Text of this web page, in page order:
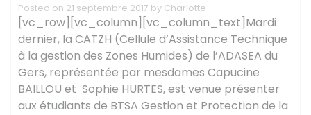
Posted on 21 septembre 2017 by Charlotte
[vc_row][vc_column][vc_column_text]Mardi
dernier, la CATZH (Cellule d’Assistance Technique
à la gestion des Zones Humides) de l’ADASEA du
Gers, représentée par mesdames Capucine
BAILLOU et Sophie HURTES, est venue présenter
aux étudiants de BTSA Gestion et Protection de la